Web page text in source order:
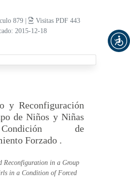
879 |
Visitas PDF 443
2015-12-18
y Reconfiguración
de Niños y Niñas
de
Forzado .
Reconfiguration in a Group
in a Condition of Forced